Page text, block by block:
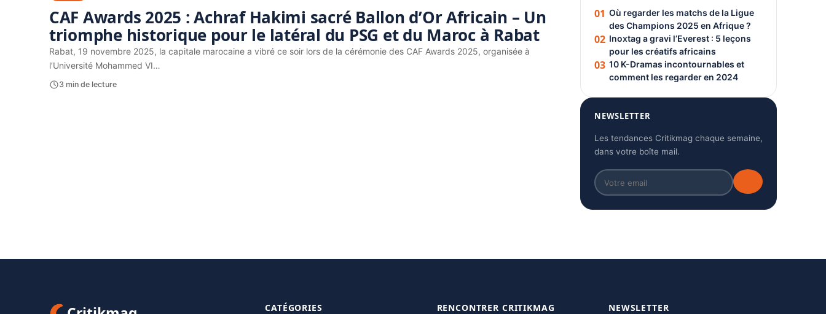
CAF Awards 2025 : Achraf Hakimi sacré Ballon d’Or Africain – Un
triomphe historique pour le latéral du PSG et du Maroc à Rabat
Rabat, 19 novembre 2025, la capitale marocaine a vibré ce soir lors de la cérémonie des CAF Awards 2025, organisée à
l’Université Mohammed VI…
3 min de lecture
01 Où regarder les matchs de la Ligue
des Champions 2025 en Afrique ?
02 Inoxtag a gravi l’Everest : 5 leçons
pour les créatifs africains
03 10 K-Dramas incontournables et
comment les regarder en 2024
NEWSLETTER
Les tendances Critikmag chaque semaine,
dans votre boîte mail.
CATÉGORIES RENCONTRER CRITIKMAG NEWSLETTER